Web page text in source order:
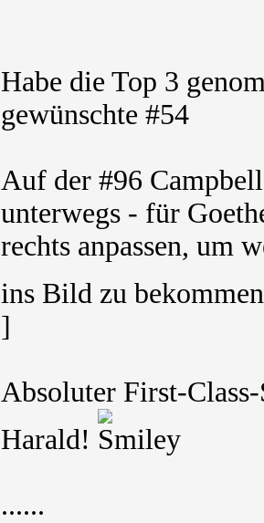
Habe die Top 3
gewünschte #54
Auf der #96
unterwegs - für
rechts anpassen, um
ins Bild zu
]
Absoluter First-
Harald!
......